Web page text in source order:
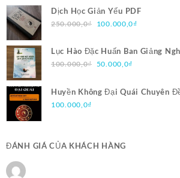
Dịch Học Giản Yếu PDF
250.000,0₫ Giá
là:
250.000,0₫.
100.000,0₫Giá
tại
Lục Hào Đặc Huấn Ban Giảng
100.000,0₫ Giá
50.000,0₫
tại
Huyền Không Đại Quái Chuyên
Trạch Nhật Pháp PDF
100.000,0₫
ĐÁNH GIÁ CỦA KHÁCH HÀNG